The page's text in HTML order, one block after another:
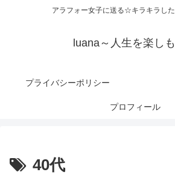
アラフォー女子に送る☆キラキラし
luana～人生を楽し
プライバシーポリシー
プロフィール
40代